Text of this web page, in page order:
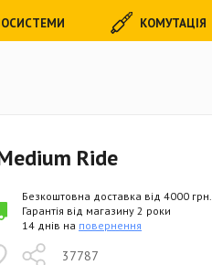
Ride
37787
Безкоштовна доставка від 4000 грн.
Гарантія від магазину 2 роки
14 днів на повернення
КОМУТАЦІЯ